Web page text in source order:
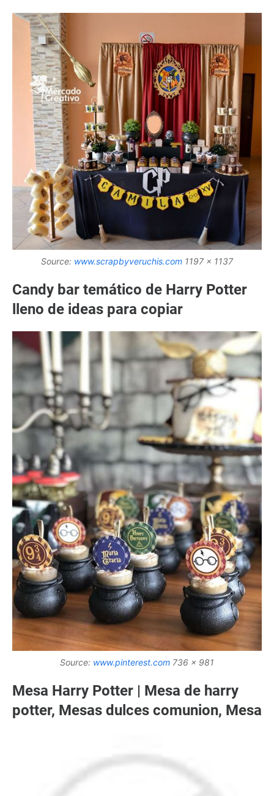
Source: www.scrapbyveruchis.com 1197 x 1137
Candy bar temático de Harry Potter
lleno de ideas para copiar
Source: www.pinterest.com 736 x 981
Mesa Harry Potter | Mesa de harry
potter, Mesas dulces comunion, Mesa